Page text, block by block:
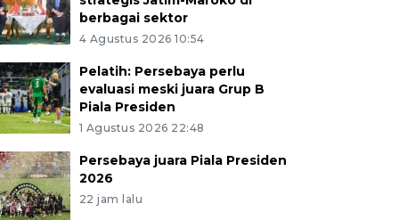
berbagai sektor
4 Agustus 2026 10:54
Pelatih: Persebaya perlu
evaluasi meski juara Grup B
Piala Presiden
1 Agustus 2026 22:48
Persebaya juara Piala Presiden
2026
22 jam lalu